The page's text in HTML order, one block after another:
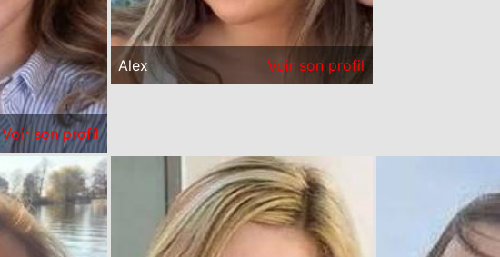
Voir son profil
Alex Voir son profil